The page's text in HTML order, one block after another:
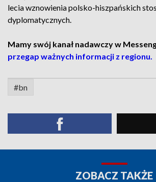
lecia wznowienia polsko-hiszpańskich
dyplomatycznych.
Mamy swój kanał nadawczy w
przegap ważnych informacji z regionu.
#bn
ZOBACZ TAKŻE